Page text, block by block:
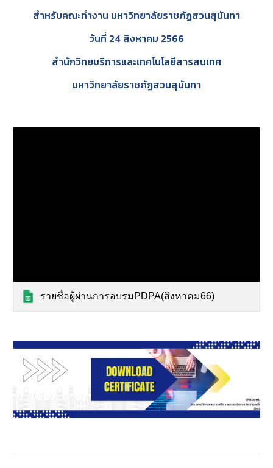
สำหรับคณะทำงาน มหาวิทยาลัยราชภัฏสวนสุนันทา
วันที่ 24 สิงหาคม 2566
สำนักวิทยบริการและเทคโนโลยีสารสนเทศ
มหาวิทยาลัยราชภัฏสวนสุนันทา
รายชื่อผู้ผ่านการอบรมPDPA(สิงหาคม66)